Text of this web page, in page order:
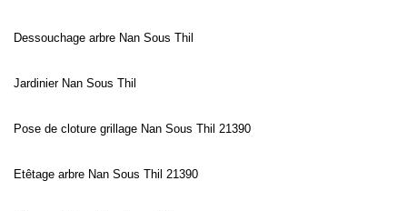
Dessouchage arbre Nan Sous Thil
Jardinier Nan Sous Thil
Pose de cloture grillage Nan Sous Thil 21390
Etêtage arbre Nan Sous Thil 21390